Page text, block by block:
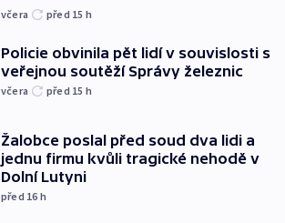
včera před 15 h
Policie obvinila pět lidí v souvislosti s
veřejnou soutěží Správy železnic
včera před 15 h
Žalobce poslal před soud dva lidi a
jednu firmu kvůli tragické nehodě v
Dolní Lutyni
před 16 h